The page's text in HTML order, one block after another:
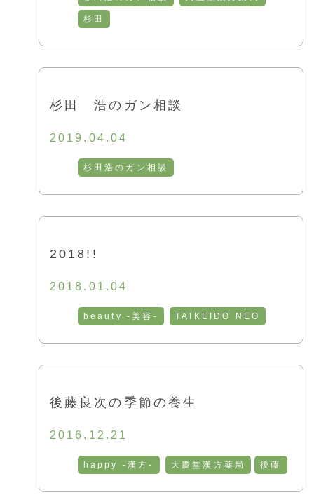
杉田
杉田 浩のガン相談
2019.04.04
杉田浩のガン相談
2018!!
2018.01.04
beauty -美容- TAIKEIDO NEO
後藤良次の季節の養生
2016.12.21
happy -漢方- 大慶堂漢方薬局 後藤